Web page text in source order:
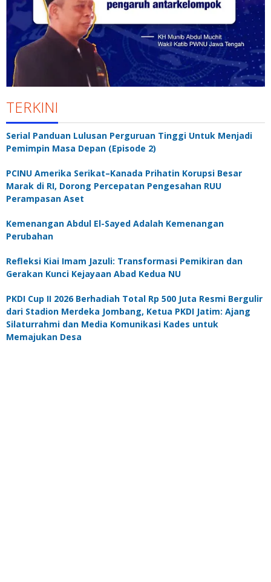
TERKINI
Serial Panduan Lulusan Perguruan Tinggi Untuk Menjadi
Pemimpin Masa Depan (Episode 2)
PCINU Amerika Serikat–Kanada Prihatin Korupsi Besar
Marak di RI, Dorong Percepatan Pengesahan RUU
Perampasan Aset
Kemenangan Abdul El-Sayed Adalah Kemenangan
Perubahan
Refleksi Kiai Imam Jazuli: Transformasi Pemikiran dan
Gerakan Kunci Kejayaan Abad Kedua NU
PKDI Cup II 2026 Berhadiah Total Rp 500 Juta Resmi Bergulir
dari Stadion Merdeka Jombang, Ketua PKDI Jatim: Ajang
Silaturrahmi dan Media Komunikasi Kades untuk
Memajukan Desa